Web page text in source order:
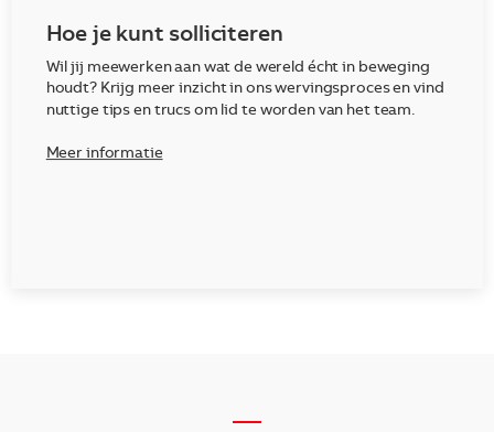
Hoe je kunt solliciteren
Wil jij meewerken aan wat de wereld écht in beweging
houdt? Krijg meer inzicht in ons wervingsproces en vind
nuttige tips en trucs om lid te worden van het team.
Meer informatie